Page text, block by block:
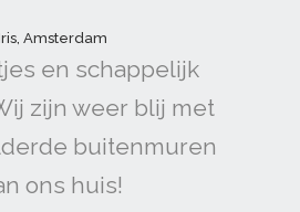
Amsterdam
en schappelijk
zijn weer blij met
buitenmuren
ons huis!